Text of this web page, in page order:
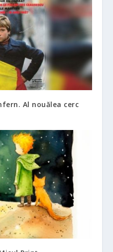
Al nouălea cerc